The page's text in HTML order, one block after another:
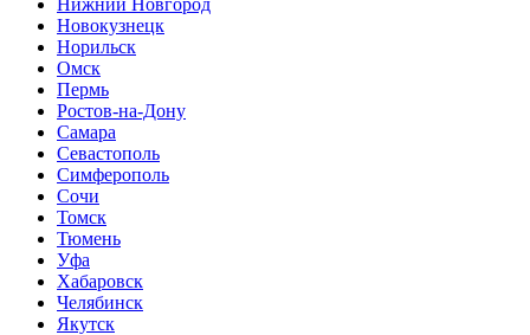
Нижний Новгород
Новокузнецк
Норильск
Омск
Пермь
Ростов-на-Дону
Самара
Севастополь
Симферополь
Сочи
Томск
Тюмень
Уфа
Хабаровск
Челябинск
Якутск